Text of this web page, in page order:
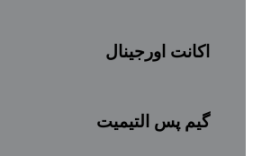
اکانت اورجینال
گیم پس التیمیت